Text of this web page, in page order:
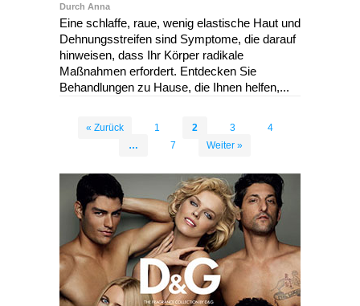
Durch Anna
Eine schlaffe, raue, wenig elastische Haut und
Dehnungsstreifen sind Symptome, die darauf
hinweisen, dass Ihr Körper radikale
Maßnahmen erfordert. Entdecken Sie
Behandlungen zu Hause, die Ihnen helfen,...
« Zurück 1 2 3
4
…
7 Weiter »